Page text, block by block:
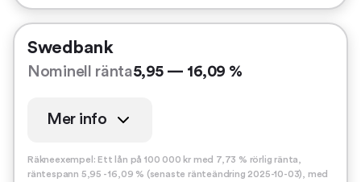
Swedbank
Nominell ränta5,95 — 16,09 %
Mer info
Räkneexempel: Ett lån på 100 000 kr med 7,73 % rörlig ränta,
räntespann 5,95 - 16,09 % (senaste ränteändring 2025-10-03), med